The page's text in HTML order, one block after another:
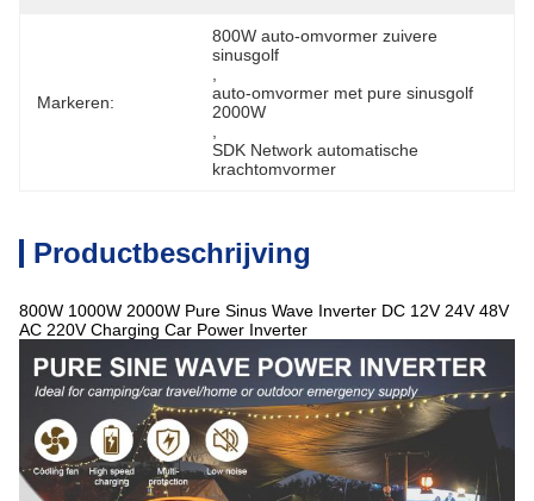
Markeren:
800W auto-omvormer zuivere
sinusgolf
auto-omvormer met pure sinusgolf
2000W
SDK Network automatische
krachtomvormer
Productbeschrijving
800W 1000W 2000W Pure Sinus Wave Inverter DC 12V 24V 48V
AC 220V Charging Car Power Inverter